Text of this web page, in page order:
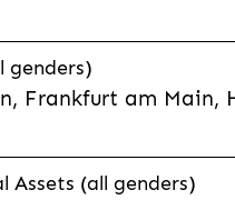
genders)
Frankfurt am
Assets (all genders)